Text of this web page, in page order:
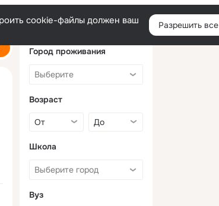
cookie-файлы должен ваш
Разрешить все
Город проживания
Возраст
Школа
Вуз